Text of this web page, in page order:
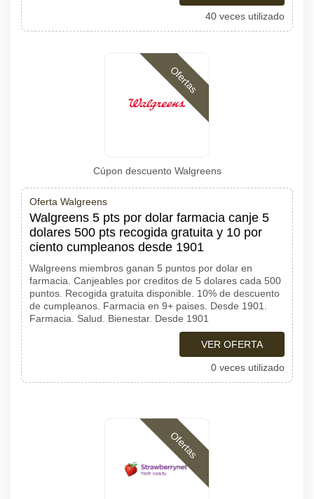
40 veces utilizado
Ofertas
Cúpon descuento Walgreens
Oferta Walgreens
Walgreens 5 pts por dolar farmacia canje 5
dolares 500 pts recogida gratuita y 10 por
ciento cumpleanos desde 1901
Walgreens miembros ganan 5 puntos por dolar en
farmacia. Canjeables por creditos de 5 dolares cada 500
puntos. Recogida gratuita disponible. 10% de descuento
de cumpleanos. Farmacia en 9+ paises. Desde 1901.
Farmacia. Salud. Bienestar. Desde 1901
VER OFERTA
0 veces utilizado
Ofertas